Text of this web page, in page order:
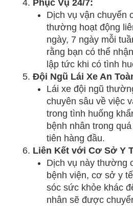
Phục Vụ 24/7:
Dịch vụ vận chuyển
thường hoạt động
ngày, 7 ngày mỗi
rằng bạn có thể
lập tức khi có tình
Đội Ngũ Lái Xe An
Lái xe đội ngũ
chuyên sâu về việc
trong tình huống
bệnh nhân trong
tiên hàng đầu.
Liên Kết với Cơ Sở Y
Dịch vụ này thường
bệnh viện, cơ sở y
sóc sức khỏe khác
nhân sẽ được